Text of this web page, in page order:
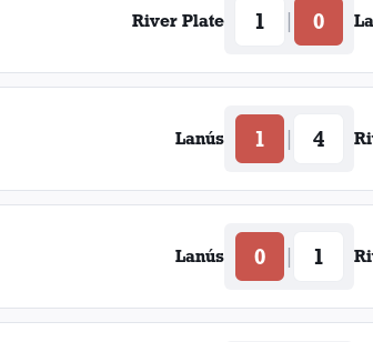
River Plate 1 0
Lanús 1 4
Lanús 0 1